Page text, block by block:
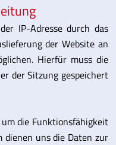
IP-Adresse durch das
der Website an
Hierfür muss die
der Sitzung gespeichert
die Funktionsfähigkeit
dienen uns die Daten zur